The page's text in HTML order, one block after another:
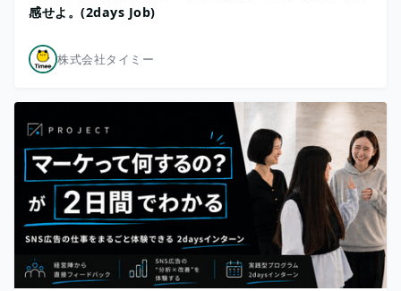
感せよ。(2days Job)
株式会社タイミー